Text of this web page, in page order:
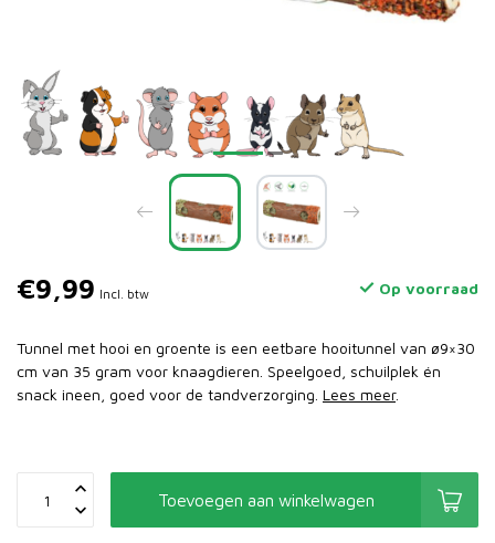
€9,99 Incl. btw Op voorraad
Tunnel met hooi en groente is een eetbare hooitunnel van ø9×30
cm van 35 gram voor knaagdieren. Speelgoed, schuilplek én
snack ineen, goed voor de tandverzorging. Lees meer.
Toevoegen aan winkelwagen